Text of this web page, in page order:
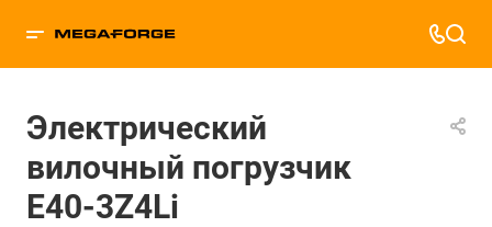
Электрический
вилочный погрузчик
E40-3Z4Li